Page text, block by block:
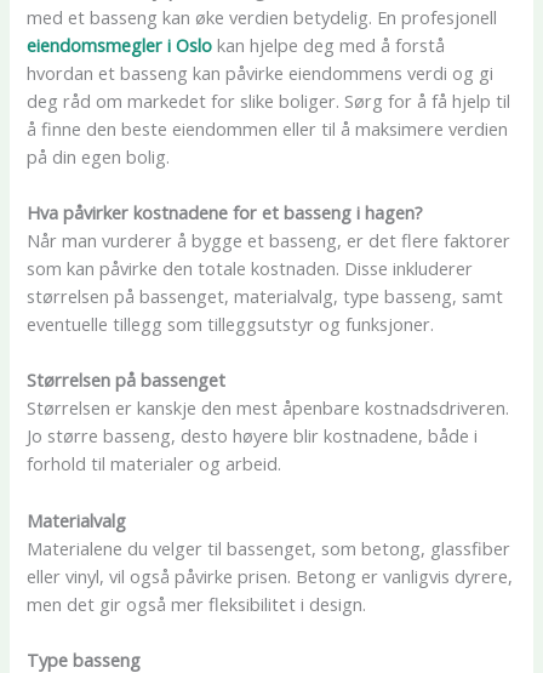
med et basseng kan øke verdien betydelig. En profesjonell
eiendomsmegler i Oslo kan hjelpe deg med å forstå
hvordan et basseng kan påvirke eiendommens verdi og gi
deg råd om markedet for slike boliger. Sørg for å få hjelp til
å finne den beste eiendommen eller til å maksimere verdien
på din egen bolig.
Hva påvirker kostnadene for et basseng i hagen?
Når man vurderer å bygge et basseng, er det flere faktorer
som kan påvirke den totale kostnaden. Disse inkluderer
størrelsen på bassenget, materialvalg, type basseng, samt
eventuelle tillegg som tilleggsutstyr og funksjoner.
Størrelsen på bassenget
Størrelsen er kanskje den mest åpenbare kostnadsdriveren.
Jo større basseng, desto høyere blir kostnadene, både i
forhold til materialer og arbeid.
Materialvalg
Materialene du velger til bassenget, som betong, glassfiber
eller vinyl, vil også påvirke prisen. Betong er vanligvis dyrere,
men det gir også mer fleksibilitet i design.
Type basseng